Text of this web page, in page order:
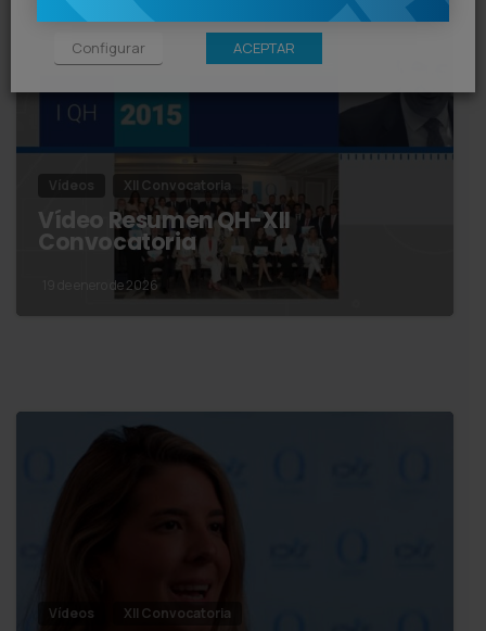
Vídeos XII Convocatoria
Vídeo Resumen QH-XII
Convocatoria
19 de enero de 2026
Vídeos XII Convocatoria
Configurar ACEPTAR